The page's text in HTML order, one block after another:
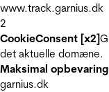
www.track.garnius.dk
2
CookieConsent [x2]
det aktuelle domæne.
Maksimal
garnius.dk